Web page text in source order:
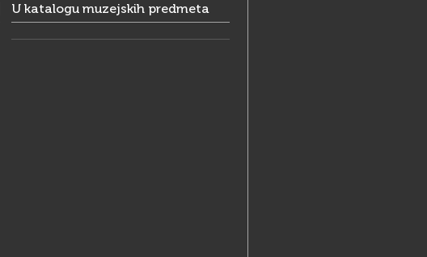
667
F 051/213-578
info@ppmhp.hr, uprava@ppmhp.hr
U katalogu muzejskih predmeta